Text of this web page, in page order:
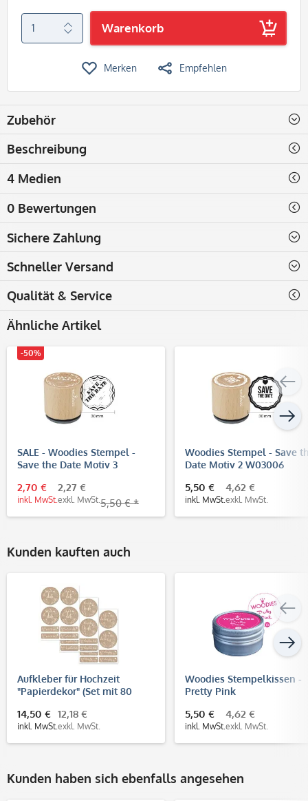
Warenkorb
Merken Empfehlen
Zubehör
Beschreibung
4 Medien
0 Bewertungen
Sichere Zahlung
Schneller Versand
Qualität & Service
Ähnliche Artikel
-50%
SALE - Woodies Stempel -
Save the Date Motiv 3
2,70 €
inkl. MwSt.
2,27 €
exkl. MwSt. 5,50 € *
Woodies Stempel - Save
Date Motiv 2 W03006
5,50 €
inkl. MwSt.
4,62 €
exkl. MwSt.
Kunden kauften auch
Aufkleber für Hochzeit
"Papierdekor" (Set mit 80
Größen & Text)
14,50 €
inkl. MwSt.
12,18 €
exkl. MwSt.
Woodies Stempelkissen -
Pretty Pink
5,50 €
inkl. MwSt.
4,62 €
exkl. MwSt.
Kunden haben sich ebenfalls angesehen